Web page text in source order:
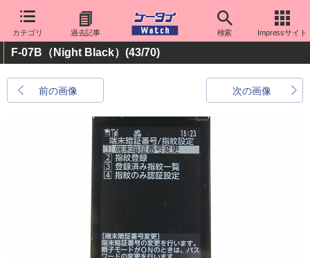
カテゴリ 過去記事 検索 Impressサイト
F-07B（Night Black） (43/70)
前の画像 次の画像